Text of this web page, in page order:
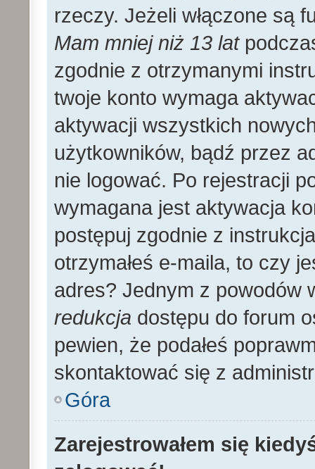
rzeczy. Jeżeli włączone są
Mam mniej niż 13 lat
zgodnie z otrzymanymi
twoje konto wymaga
aktywacji wszystkich
użytkowników, bądź przez
nie logować. Po rejestracji
wymagana jest aktywacja
postępuj zgodnie z
otrzymałeś e-maila, to czy
adres? Jednym z powodów
redukcja dostępu do forum
pewien, że podałeś
skontaktować się z
Góra
Zarejestrowałem się